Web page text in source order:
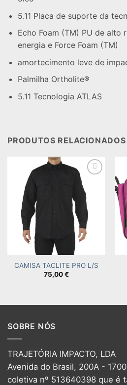
5.11 Placa de suporte da
Echo Foam (TM) PU de alto
energia e Force Foam (TM)
amortecimento leve de
Palmilha Ortholite®
5.11 Tecnologia ATLAS
PRODUTOS RELACIONADOS
Add to
wishlist
CAMISA TACLITE PRO L/S
75,00€
SOBRE NÓS
TRAJETÓRIA IMPACTO, LDA
Avenida do Brasil, 200A -
coletiva nº 513640398 que é